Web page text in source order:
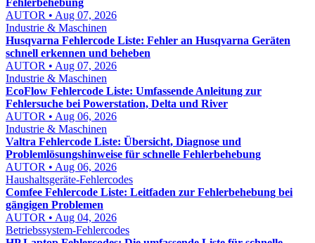
Fehlerbehebung
AUTOR • Aug 07, 2026
Industrie & Maschinen
Husqvarna Fehlercode Liste: Fehler an Husqvarna Geräten
schnell erkennen und beheben
AUTOR • Aug 07, 2026
Industrie & Maschinen
EcoFlow Fehlercode Liste: Umfassende Anleitung zur
Fehlersuche bei Powerstation, Delta und River
AUTOR • Aug 06, 2026
Industrie & Maschinen
Valtra Fehlercode Liste: Übersicht, Diagnose und
Problemlösungshinweise für schnelle Fehlerbehebung
AUTOR • Aug 06, 2026
Haushaltsgeräte-Fehlercodes
Comfee Fehlercode Liste: Leitfaden zur Fehlerbehebung bei
gängigen Problemen
AUTOR • Aug 04, 2026
Betriebssystem-Fehlercodes